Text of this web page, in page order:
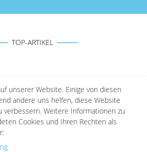
TOP-ARTIKEL
Rustikal
ab 8,99 €
unserer Website. Einige von diesen
andere uns helfen, diese Website
verbessern. Weitere Informationen zu
Cookies und Ihren Rechten als